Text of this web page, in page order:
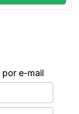
por e-mail